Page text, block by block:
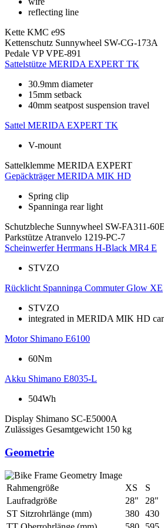
reflecting line
Kette KMC e9S
Kettenschutz Sunnywheel SW-CG-173A
Pedale VP VPE-891
Sattelstütze MERIDA EXPERT TK
30.9mm diameter
15mm setback
40mm seatpost suspension travel
Sattel MERIDA EXPERT TK
V-mount
Sattelklemme MERIDA EXPERT
Gepäckträger MERIDA MIK HD
Spring clip
Spanninga rear light
Schutzbleche Sunnywheel SW-FA311-
Parkstütze Atranvelo 1219-PC-7
Scheinwerfer Herrmans H-Black MR4 E
STVZO
Rücklicht Spanninga Commuter Glow XE
STVZO
integrated in MERIDA MIK HD
Motor Shimano E6100
60Nm
Akku Shimano E8035-L
504Wh
Display Shimano SC-E5000A
Zulässiges Gesamtgewicht 150 kg
Geometrie
Rahmengröße XS S
Laufradgröße
28" 28"
ST Sitzrohrlänge (mm)
380 430